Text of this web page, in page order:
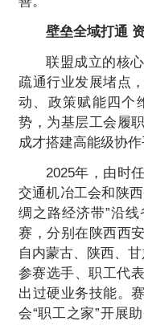
壁垒全域打通
联盟成立的核
疏通行业发展堵点
动、政策赋能四个
势，为基层工会履
成才搭建高能级协作
2025年，由时
交通机冶工会和陕
绸之路经济带”沿
赛，分别在陕西西
自内蒙古、陕西、
参赛选手、职工代
出过硬业务技能。
会“职工之家”开展